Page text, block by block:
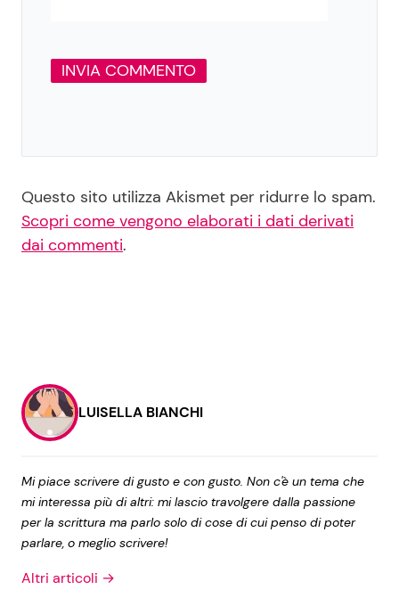
Questo sito utilizza Akismet per ridurre lo spam.
Scopri come vengono elaborati i dati derivati
dai commenti.
LUISELLA BIANCHI
Mi piace scrivere di gusto e con gusto. Non c'è un tema che
mi interessa più di altri: mi lascio travolgere dalla passione
per la scrittura ma parlo solo di cose di cui penso di poter
parlare, o meglio scrivere!
Altri articoli →